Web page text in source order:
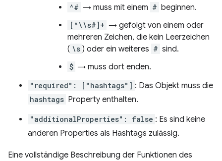
^# → muss mit einem # beginnen.
[^\\s#]+ → gefolgt von einem oder
mehreren Zeichen, die kein Leerzeichen
( \s ) oder ein weiteres # sind.
$ → muss dort enden.
"required": ["hashtags"] : Das Objekt muss die
hashtags Property enthalten.
"additionalProperties": false : Es sind keine
anderen Properties als Hashtags zulässig.
Eine vollständige Beschreibung der Funktionen des